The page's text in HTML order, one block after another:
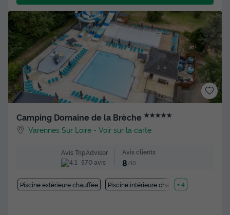
Camping Domaine de la Brèche ★★★★★
Varennes Sur Loire -Voir sur la carte
Avis TripAdvisor
570 avis
Avis clients
8 /10
Piscine extérieure chauffée Piscine intérieure chauffée
+ 4